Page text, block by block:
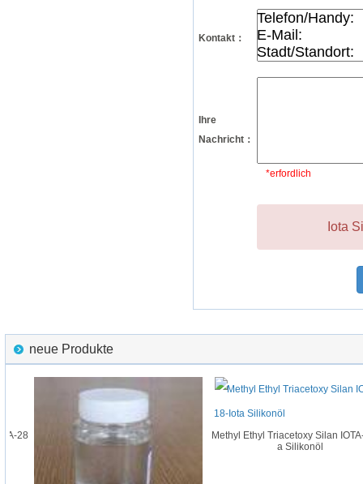
Kontakt：
Ihre
Nachricht：
*erfordlich
Iota
neue Produkte
28
Methyl Ethyl Triacetoxy Silan IOTA-
a Silikonöl